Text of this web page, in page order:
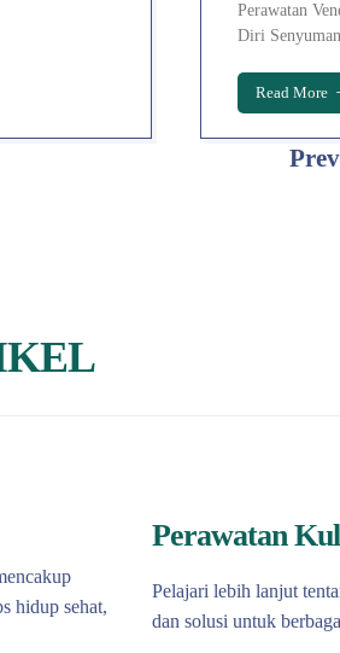
Perawatan
Diri
Read More
Prev
hidup sehat,
Perawatan
Pelajari lebih lanjut
dan solusi untuk